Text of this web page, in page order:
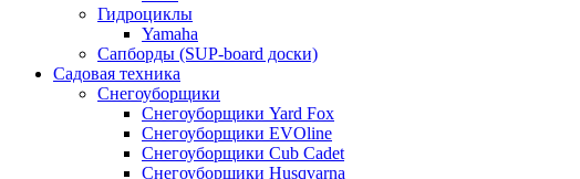
Гидроциклы
Yamaha
Сапборды (SUP-board доски)
Садовая техника
Снегоуборщики
Снегоуборщики Yard Fox
Снегоуборщики EVOline
Снегоуборщики Cub Cadet
Снегоуборщики Husqvarna